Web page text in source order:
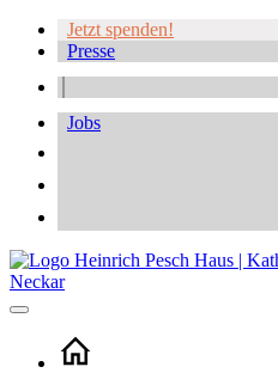
Jetzt spenden!
Presse
Jobs